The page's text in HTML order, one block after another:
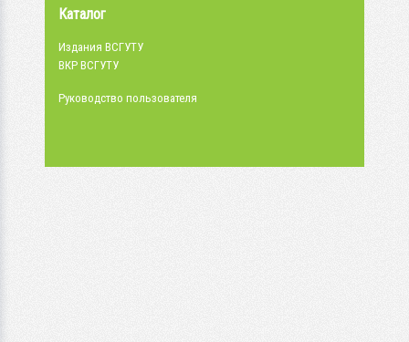
Каталог
Издания ВСГУТУ
ВКР ВСГУТУ
Руководство пользователя